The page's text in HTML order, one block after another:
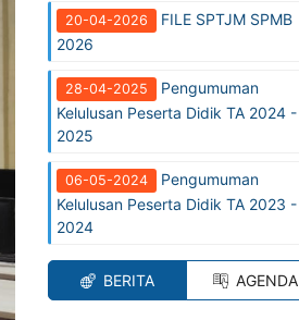
20-04-2026
FILE SPTJM SPMB
2026
28-04-2025
Pengumuman
Kelulusan Peserta Didik TA 2024 -
2025
06-05-2024
Pengumuman
Kelulusan Peserta Didik TA 2023 -
2024
BERITA AGENDA